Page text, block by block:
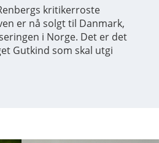
kritikerroste
er nå solgt til Danmark,
i Norge. Det er det
Gutkind som skal utgi